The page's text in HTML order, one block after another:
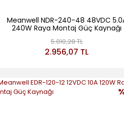
Meanwell NDR-240-48 48VDC
240W Raya Montaj Güç Kaynağı
5.010,28 TL
2.956,07 TL